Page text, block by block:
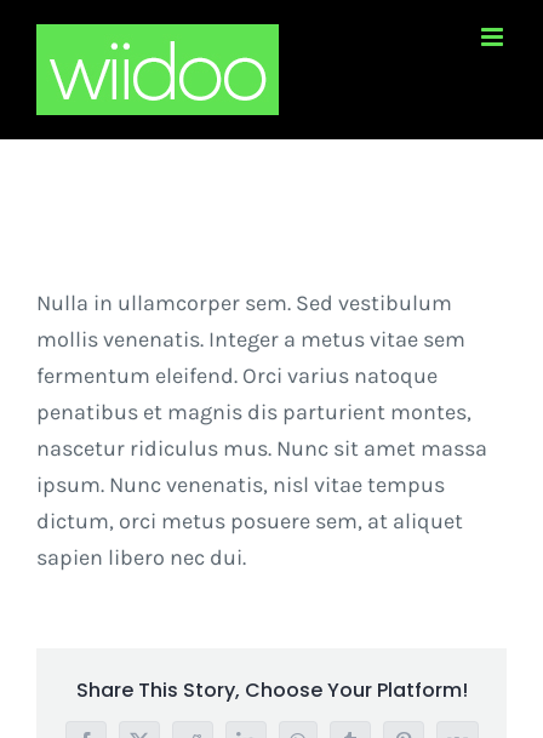
content
Nulla in ullamcorper sem. Sed vestibulum
mollis venenatis. Integer a metus vitae sem
fermentum eleifend. Orci varius natoque
penatibus et magnis dis parturient montes,
nascetur ridiculus mus. Nunc sit amet massa
ipsum. Nunc venenatis, nisl vitae tempus
dictum, orci metus posuere sem, at aliquet
sapien libero nec dui.
Share This Story, Choose Your Platform!